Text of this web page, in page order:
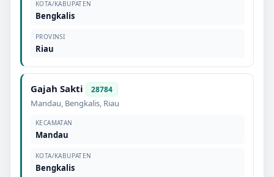
KOTA/KABUPATEN
Bengkalis
PROVINSI
Riau
Gajah Sakti 28784
Mandau, Bengkalis, Riau
KECAMATAN
Mandau
KOTA/KABUPATEN
Bengkalis